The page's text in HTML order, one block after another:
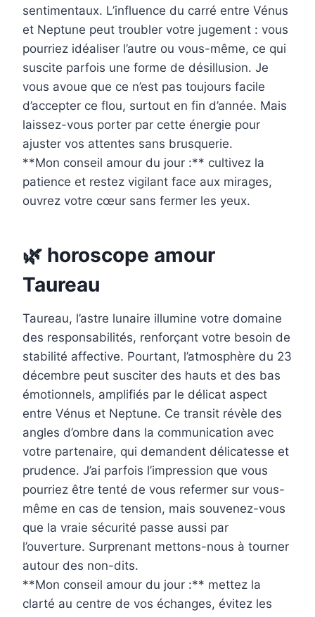
sentimentaux. L’influence du carré entre Vénus
et Neptune peut troubler votre jugement : vous
pourriez idéaliser l’autre ou vous-même, ce qui
suscite parfois une forme de désillusion. Je
vous avoue que ce n’est pas toujours facile
d’accepter ce flou, surtout en fin d’année. Mais
laissez-vous porter par cette énergie pour
ajuster vos attentes sans brusquerie.
**Mon conseil amour du jour :** cultivez la
patience et restez vigilant face aux mirages,
ouvrez votre cœur sans fermer les yeux.
🌿 horoscope amour
Taureau
Taureau, l’astre lunaire illumine votre domaine
des responsabilités, renforçant votre besoin de
stabilité affective. Pourtant, l’atmosphère du 23
décembre peut susciter des hauts et des bas
émotionnels, amplifiés par le délicat aspect
entre Vénus et Neptune. Ce transit révèle des
angles d’ombre dans la communication avec
votre partenaire, qui demandent délicatesse et
prudence. J’ai parfois l’impression que vous
pourriez être tenté de vous refermer sur vous-
même en cas de tension, mais souvenez-vous
que la vraie sécurité passe aussi par
l’ouverture. Surprenant mettons-nous à tourner
autour des non-dits.
**Mon conseil amour du jour :** mettez la
clarté au centre de vos échanges, évitez les